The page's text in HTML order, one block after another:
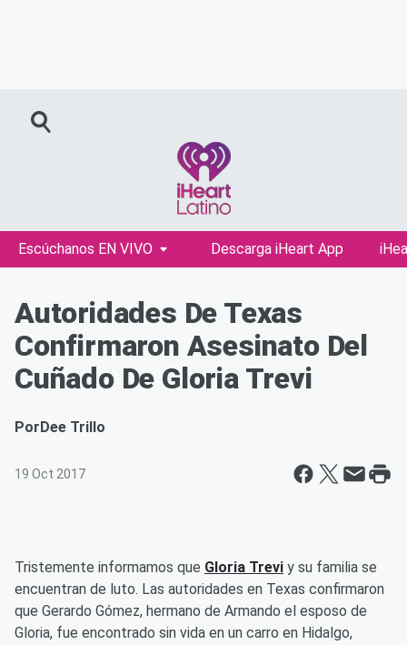
Escúchanos EN VIVO Descarga iHeart App
Autoridades De Texas
Confirmaron Asesinato Del
Cuñado De Gloria Trevi
PorDee Trillo
19 Oct 2017
Tristemente informamos que Gloria Trevi y su familia se
encuentran de luto. Las autoridades en Texas confirmaron
que Gerardo Gómez, hermano de Armando el esposo de
Gloria, fue encontrado sin vida en un carro en Hidalgo,